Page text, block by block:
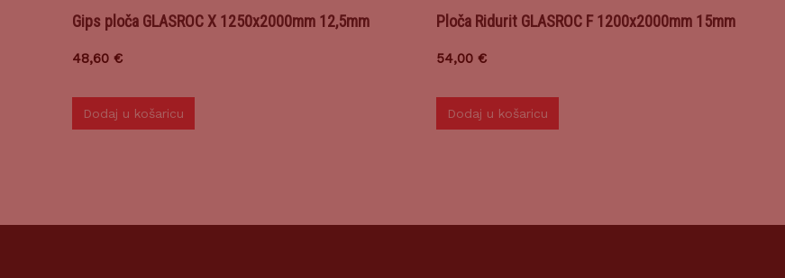
Gips ploča GLASROC X 1250x2000mm 12,5mm
48,60 €
Dodaj u košaricu
Ploča Ridurit GLASROC F 1200x2000mm 15mm
54,00 €
Dodaj u košaricu